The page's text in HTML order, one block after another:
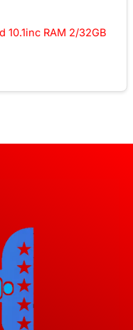
10.1inc RAM 2/32GB